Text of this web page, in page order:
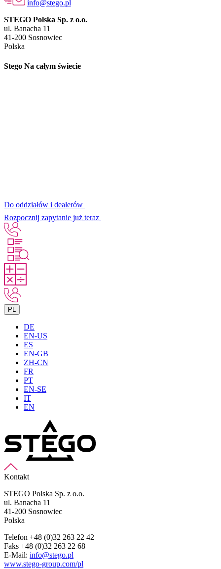
info@stego.pl
STEGO Polska Sp. z o.o.
ul. Banacha 11
41-200 Sosnowiec
Polska
Stego Na całym świecie
Do oddziałów i dealerów
Rozpocznij zapytanie już teraz
PL
DE
EN-US
ES
EN-GB
ZH-CN
FR
PT
EN-SE
IT
EN
Kontakt
STEGO Polska Sp. z o.o.
ul. Banacha 11
41-200 Sosnowiec
Polska
Telefon +48 (0)32 263 22 42
Faks +48 (0)32 263 22 68
E-Mail: info@stego.pl
www.stego-group.com/pl